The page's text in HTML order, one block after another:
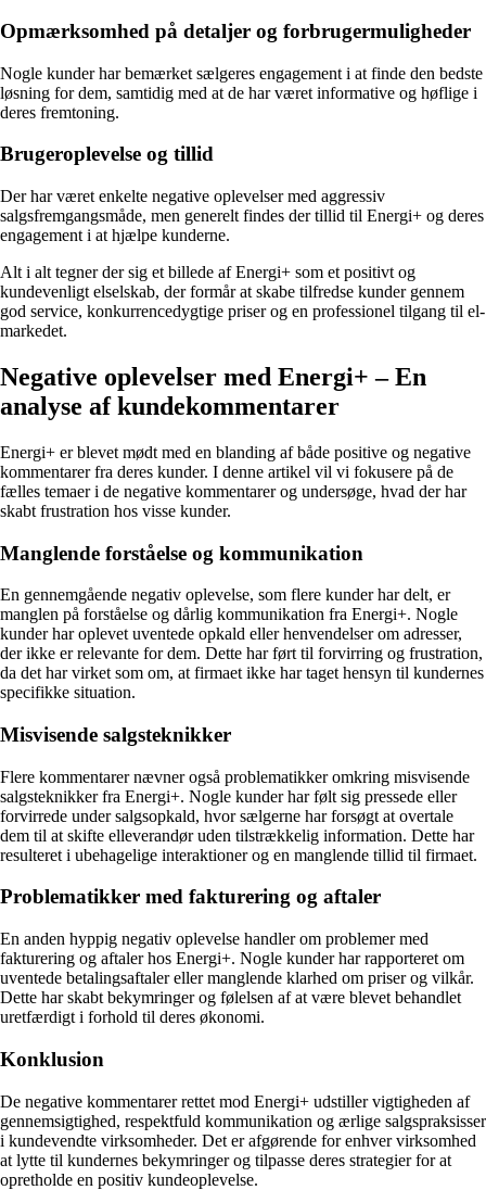
Opmærksomhed på detaljer og forbrugermuligheder
Nogle kunder har bemærket sælgeres engagement i at finde den bedste
løsning for dem, samtidig med at de har været informative og høflige i
deres fremtoning.
Brugeroplevelse og tillid
Der har været enkelte negative oplevelser med aggressiv
salgsfremgangsmåde, men generelt findes der tillid til Energi+ og deres
engagement i at hjælpe kunderne.
Alt i alt tegner der sig et billede af Energi+ som et positivt og
kundevenligt elselskab, der formår at skabe tilfredse kunder gennem
god service, konkurrencedygtige priser og en professionel tilgang til el-
markedet.
Negative oplevelser med Energi+ – En
analyse af kundekommentarer
Energi+ er blevet mødt med en blanding af både positive og negative
kommentarer fra deres kunder. I denne artikel vil vi fokusere på de
fælles temaer i de negative kommentarer og undersøge, hvad der har
skabt frustration hos visse kunder.
Manglende forståelse og kommunikation
En gennemgående negativ oplevelse, som flere kunder har delt, er
manglen på forståelse og dårlig kommunikation fra Energi+. Nogle
kunder har oplevet uventede opkald eller henvendelser om adresser,
der ikke er relevante for dem. Dette har ført til forvirring og frustration,
da det har virket som om, at firmaet ikke har taget hensyn til kundernes
specifikke situation.
Misvisende salgsteknikker
Flere kommentarer nævner også problematikker omkring misvisende
salgsteknikker fra Energi+. Nogle kunder har følt sig pressede eller
forvirrede under salgsopkald, hvor sælgerne har forsøgt at overtale
dem til at skifte elleverandør uden tilstrækkelig information. Dette har
resulteret i ubehagelige interaktioner og en manglende tillid til firmaet.
Problematikker med fakturering og aftaler
En anden hyppig negativ oplevelse handler om problemer med
fakturering og aftaler hos Energi+. Nogle kunder har rapporteret om
uventede betalingsaftaler eller manglende klarhed om priser og vilkår.
Dette har skabt bekymringer og følelsen af at være blevet behandlet
uretfærdigt i forhold til deres økonomi.
Konklusion
De negative kommentarer rettet mod Energi+ udstiller vigtigheden af
gennemsigtighed, respektfuld kommunikation og ærlige salgspraksisser
i kundevendte virksomheder. Det er afgørende for enhver virksomhed
at lytte til kundernes bekymringer og tilpasse deres strategier for at
opretholde en positiv kundeoplevelse.